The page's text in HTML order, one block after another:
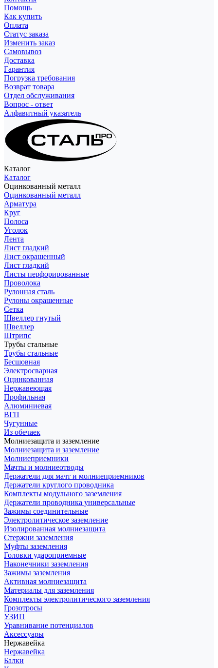
Помощь
Как купить
Оплата
Статус заказа
Изменить заказ
Самовывоз
Доставка
Гарантия
Погрузка требования
Возврат товара
Отдел обслуживания
Вопрос - ответ
Алфавитный указатель
Каталог
Каталог
Оцинкованный металл
Оцинкованный металл
Арматура
Круг
Полоса
Уголок
Лента
Лист гладкий
Лист окрашенный
Лист гладкий
Листы перфорированные
Проволока
Рулонная сталь
Рулоны окрашенные
Сетка
Швеллер гнутый
Швеллер
Штрипс
Трубы стальные
Трубы стальные
Бесшовная
Электросварная
Оцинкованная
Нержавеющая
Профильная
Алюминиевая
ВГП
Чугунные
Из обечаек
Молниезащита и заземление
Молниезащита и заземление
Молниеприемники
Мачты и молниеотводы
Держатели для мачт и молниеприемников
Держатели круглого проводника
Комплекты модульного заземления
Держатели проводника универсальные
Зажимы соединительные
Электролитическое заземление
Изолированная молниезащита
Стержни заземления
Муфты заземления
Головки удароприемные
Наконечники заземления
Зажимы заземления
Активная молниезащита
Материалы для заземления
Комплекты электролитического заземления
Грозотросы
УЗИП
Уравнивание потенциалов
Аксессуары
Нержавейка
Нержавейка
Балки